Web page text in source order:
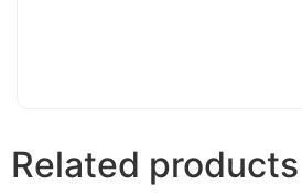
Related products